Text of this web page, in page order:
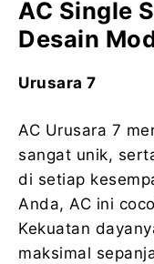
AC Single
Desain
Urusara 7
AC Urusara 7
sangat unik,
di setiap
Anda, AC ini
Kekuatan
maksimal